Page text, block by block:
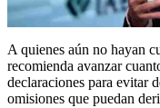
A quienes aún no hayan
recomienda avanzar
declaraciones para evitar
omisiones que puedan